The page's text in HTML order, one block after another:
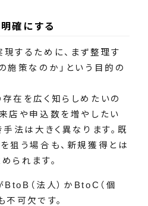
確にする
するために、まず整理す
施策なのか」という目的の
在を広く知らしめたいの
店や申込数を増やしたい
手法は大きく異なります。既
狙う場合も、新規獲得とは
られます。
BtoB（法人）かBtoC（個
不可欠です。